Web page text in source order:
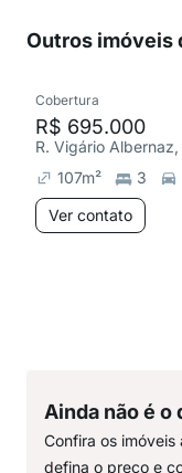
Outros imóveis
Cobertura
R$ 695.000
R. Vigário
107m² 3
Ver contato
Ainda não é
Confira os imóveis
defina o preço e